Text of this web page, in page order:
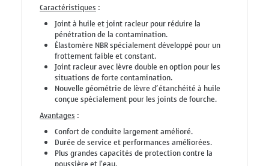
Caractéristiques:
Joint à huile et joint racleur pour réduire la
pénétration de la contamination.
Élastomère NBR spécialement développé pour un
frottement faible et constant.
Joint racleur avec lèvre double en option pour les
situations de forte contamination.
Nouvelle géométrie de lèvre d’étanchéité à huile
conçue spécialement pour les joints de fourche.
Avantages:
Confort de conduite largement amélioré.
Durée de service et performances améliorées.
Plus grandes capacités de protection contre la